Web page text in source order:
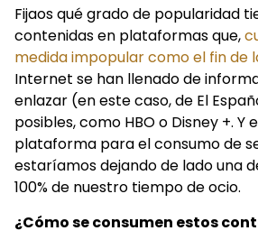
Fijaos qué grado de popularidad
contenidas en plataformas que,
medida impopular como el fin de
Internet se han llenado de
enlazar (en este caso, de El
posibles, como HBO o Disney +. Y
plataforma para el consumo de
estaríamos dejando de lado una
100% de nuestro tiempo de ocio.
¿Cómo se consumen estos